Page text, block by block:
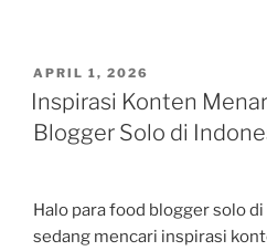
POSTED
ON
APRIL 1, 2026
Inspirasi Konten
Blogger Solo di
Halo para food blogger solo
sedang mencari inspirasi